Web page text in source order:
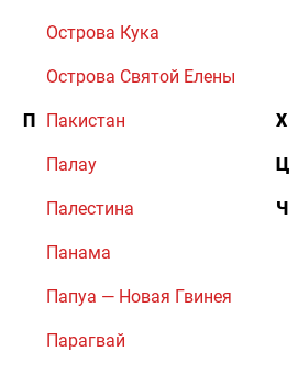
Острова Кука
Острова Святой Елены
П Пакистан
Палау
Палестина
Панама
Папуа — Новая Гвинея
Парагвай
Х
Ц
Ч